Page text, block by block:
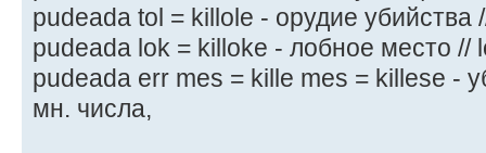
pudeada tol = killole - орудие убийства
pudeada lok = killoke - лобное место //
pudeada err mes = kille mes = killese -
мн. числа,